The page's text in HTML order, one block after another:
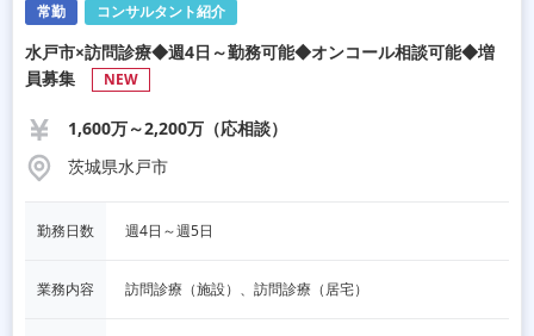
常勤 コンサルタント紹介
水戸市×訪問診療◆週4日～勤務可能◆オンコール相談可能◆増
員募集
NEW
1,600万～2,200万（応相談）
茨城県水戸市
勤務日数 週4日～週5日
業務内容 訪問診療（施設）、訪問診療（居宅）